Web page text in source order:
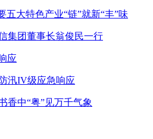
五大特色产业“链”就新“丰”味
集团董事长翁俊民一行
应
汛IV级应急响应
香中“粤”见万千气象